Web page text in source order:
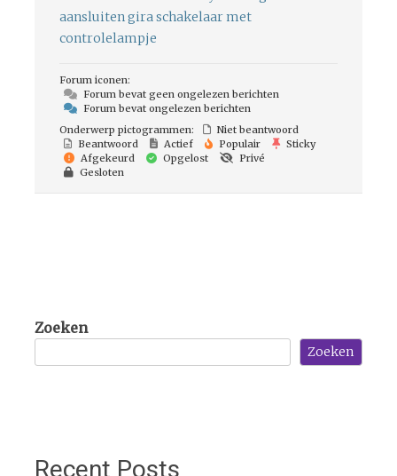
aansluiten gira schakelaar met
controlelampje
Forum iconen:
Forum bevat geen ongelezen berichten
Forum bevat ongelezen berichten
Onderwerp pictogrammen:
Niet beantwoord
Beantwoord
Actief Populair
Sticky
Afgekeurd
Opgelost
Privé
Gesloten
Zoeken
Zoeken
Recent Posts